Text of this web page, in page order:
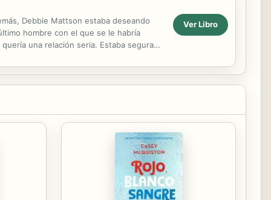
Debbie Mattson estaba deseando
hombre con el que se le habría
una relación seria. Estaba segura
Ver Libro